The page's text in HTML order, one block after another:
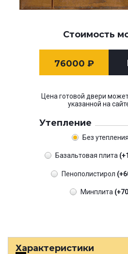
Стоимость
76000 ₽
Цена готовой двери
указанной на
Утепление
Без утепления
Базальтовая плита
Пенополистирол
Минплита
Характеристики